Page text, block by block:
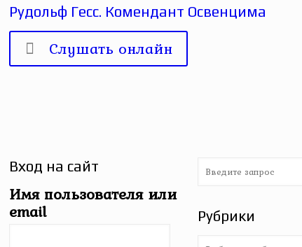
Рудольф Гесс. Комендант Освенцима
Слушать онлайн
Вход на сайт
Имя пользователя или
email Рубрики